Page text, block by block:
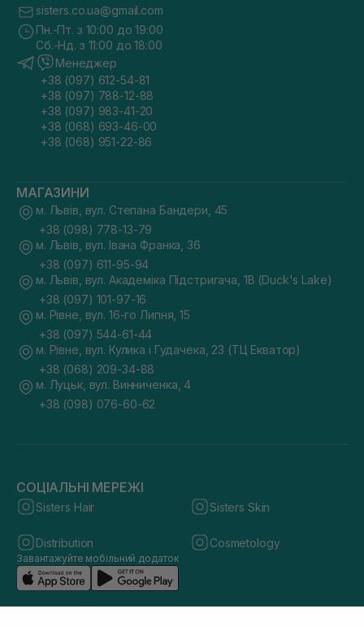
sisters.co.ua@gmail.com
Пн.-Пт. з 10:00 до 19:00
Сб.-Нд. з 11:00 до 18:00
Менеджер
+38 (097) 612-54-81
+38 (097) 788-12-88
+38 (097) 983-41-20
+38 (068) 693-46-00
+38 (068) 951-22-86
МАГАЗИНИ
м. Львів, вул. Степана Бандери, 45
+38 (098) 778-13-79
м. Львів, вул. Івана Франка, 36
+38 (097) 611-95-94
м. Львів, вул. Академіка Підстригача, 1В (Duck's Lake)
+38 (097) 101-97-16
м. Рівне, вул. 16-го Липня, 15
+38 (097) 544-61-44
м. Рівне, вул. Кулика і Гудачека, 23 (ТЦ Екватор)
+38 (068) 209-34-88
м. Луцьк, вул. Винниченка, 4
+38 (098) 076-60-62
СОЦІАЛЬНІ МЕРЕЖІ
Sisters Hair Sisters Skin
Distribution Cosmetology
Завантажуйте мобільний додаток